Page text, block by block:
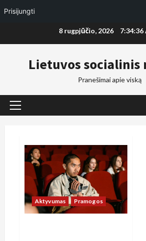
Prisijungti
8 rugpjūčio, 2026 7:34:37
Lietuvos socialinis
Pranešimai apie viską
Primary
Aktyvumas Pramogos